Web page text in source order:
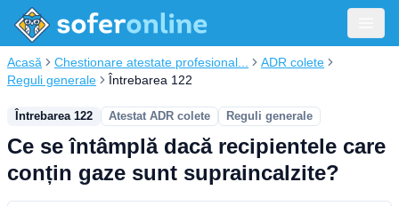
Acasă Chestionare atestate profesional...
ADR colete
Reguli generale
Întrebarea 122
Întrebarea 122 Atestat ADR colete Reguli generale
Ce se întâmplă dacă recipientele care
conțin gaze sunt supraincalzite?